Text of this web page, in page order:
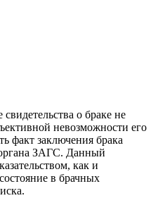
о браке не
невозможности его
факт заключения брака
ЗАГС. Данный
как и
в брачных